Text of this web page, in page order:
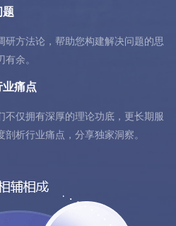
题
研方法论，帮助您构建解决问题的思
余。
痛点
不仅拥有深厚的理论功底，更长期服
析行业痛点，分享独家洞察。